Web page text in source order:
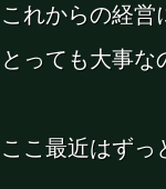
これからの経営
とっても大事な
ここ最近はずっ